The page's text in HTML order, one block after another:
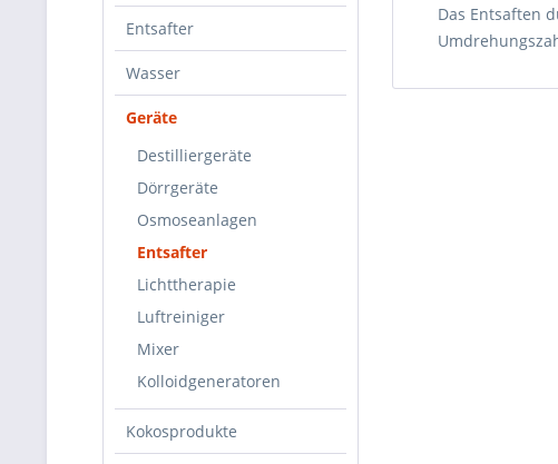
Entsafter
Wasser
Geräte
Destilliergeräte
Dörrgeräte
Osmoseanlagen
Entsafter
Lichttherapie
Luftreiniger
Mixer
Kolloidgeneratoren
Kokosprodukte
Das Entsaften